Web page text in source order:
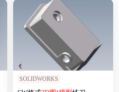
SOLIDWORKS